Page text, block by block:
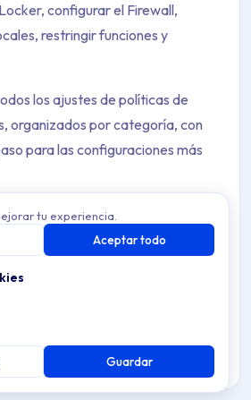
configurar el Firewall,
restringir funciones y
los ajustes de políticas de
organizados por categoría, con
para las configuraciones más
Políticas
17 articles across 1 sections: Políticas.
ADMX personalizadas,
personalizadas
y ADML personalizadas en
políticas de aplicaciones de
Windows, más allá de las
tu experiencia.
Aceptar todo
Guardar